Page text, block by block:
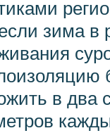
зима в
в два